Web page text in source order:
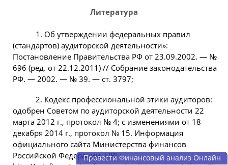
Литература
1. Об утверждении федеральных правил
(стандартов) аудиторской деятельности»:
Постановление Правительства РФ от 23.09.2002. — №
696 (ред. от 22.12.2011) // Собрание законодательства
РФ. — 2002. — № 39. — ст. 3797;
2. Кодекс профессиональной этики аудиторов:
одобрен Советом по аудиторской деятельности 22
марта 2012 г., протокол № 4; с изменениями от 18
декабря 2014 г., протокол № 15. Информация
официального сайта Министерства финансов
Российской Федерации. URL:Провести Финансовый анализ Онлайн